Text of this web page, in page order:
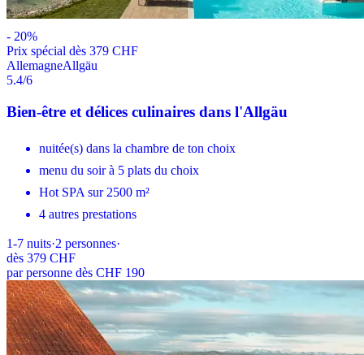
- 20%
Prix ​​spécial dès 379 CHF
AllemagneAllgäu
5.4/6
Bien-être et délices culinaires dans l'Allgäu
nuitée(s) dans la chambre de ton choix
menu du soir à 5 plats du choix
Hot SPA sur 2500 m²
4 autres prestations
1-7 nuits·2 personnes·
dès 379 CHF
par personne dès CHF 190